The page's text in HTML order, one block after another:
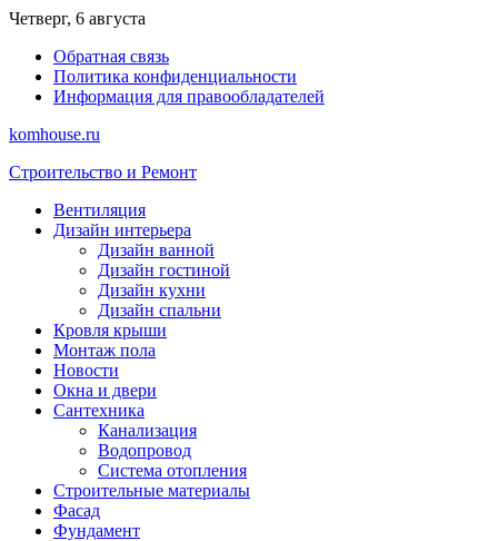
Перейти
содержимому
Четверг, 6 августа
Обратная связь
Политика конфиденциальности
Информация для правообладателей
komhouse.ru
Строительство и Ремонт
Вентиляция
Дизайн интерьера
Дизайн ванной
Дизайн гостиной
Дизайн кухни
Дизайн спальни
Кровля крыши
Монтаж пола
Новости
Окна и двери
Сантехника
Канализация
Водопровод
Система отопления
Строительные материалы
Фасад
Фундамент